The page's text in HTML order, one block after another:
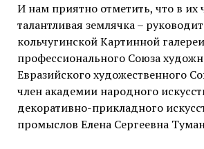
И нам приятно отметить, что в их
талантливая землячка –
кольчугинской Картинной
профессионального Союза
Евразийского художественного
член академии народного
декоративно-прикладного
промыслов Елена Сергеевна